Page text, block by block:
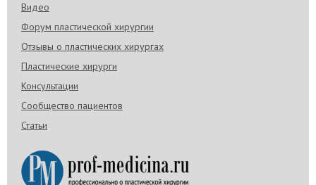
Видео
Форум пластической хирургии
Отзывы о пластических хирургах
Пластические хирурги
Консультации
Сообщество пациентов
Статьи